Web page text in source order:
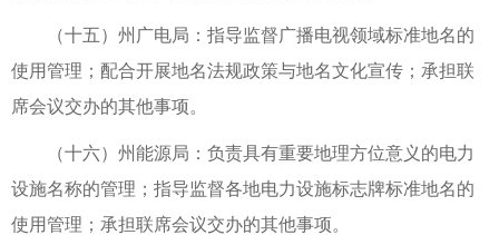
（十五）州广电局：指导监督广播电视领域标准地名的
使用管理；配合开展地名法规政策与地名文化宣传；承担联
席会议交办的其他事项。
（十六）州能源局：负责具有重要地理方位意义的电力
设施名称的管理；指导监督各地电力设施标志牌标准地名的
使用管理；承担联席会议交办的其他事项。